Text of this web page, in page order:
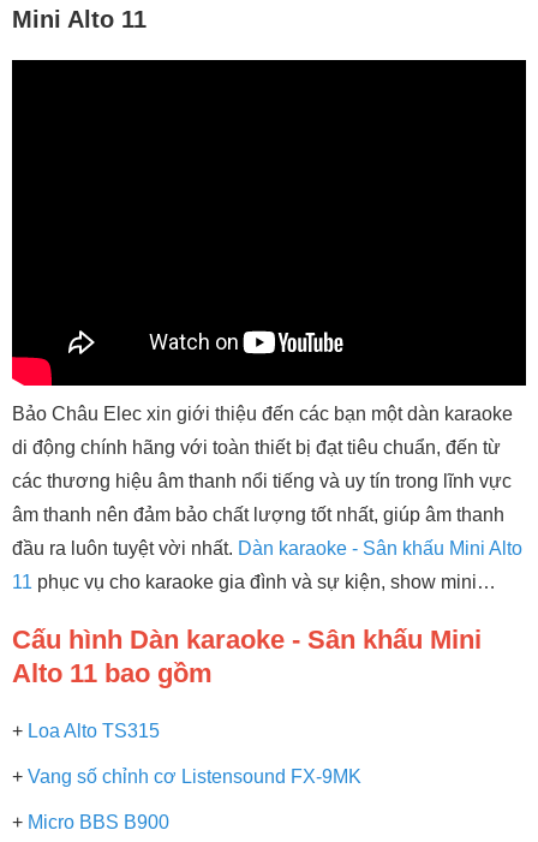
Mini Alto 11
Bảo Châu Elec xin giới thiệu đến các bạn một dàn karaoke
di động chính hãng với toàn thiết bị đạt tiêu chuẩn, đến từ
các thương hiệu âm thanh nổi tiếng và uy tín trong lĩnh vực
âm thanh nên đảm bảo chất lượng tốt nhất, giúp âm thanh
đầu ra luôn tuyệt vời nhất. Dàn karaoke - Sân khấu Mini Alto
11 phục vụ cho karaoke gia đình và sự kiện, show mini…
Cấu hình Dàn karaoke - Sân khấu Mini
Alto 11 bao gồm
+ Loa Alto TS315
+ Vang số chỉnh cơ Listensound FX-9MK
+ Micro BBS B900